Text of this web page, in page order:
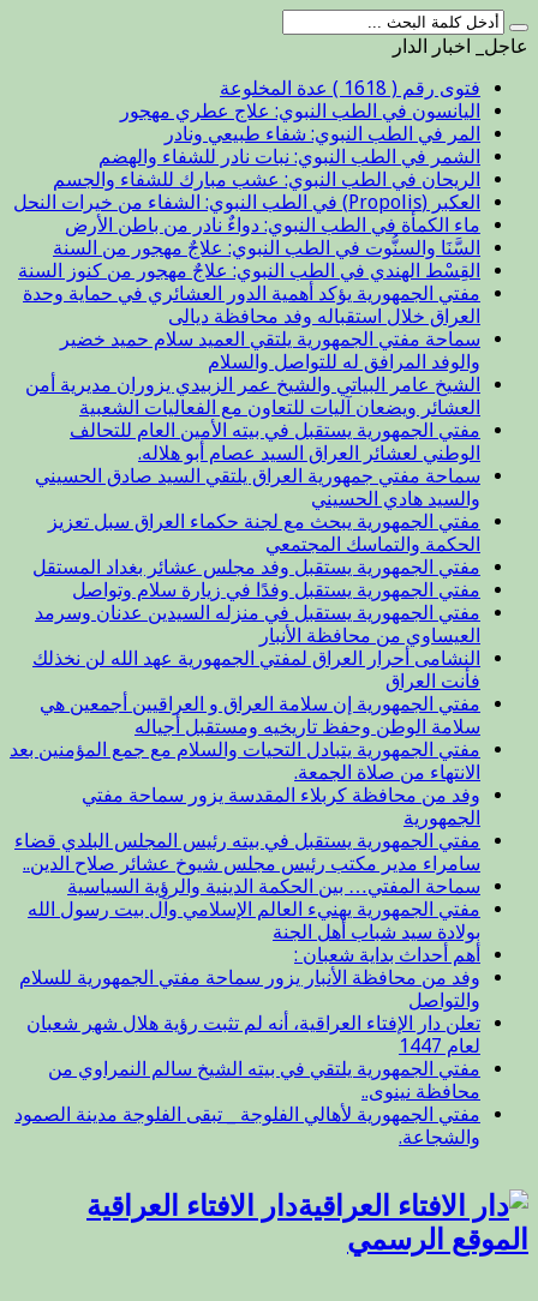
عاجل_ اخبار الدار
فتوى رقم ( 1618 ) عدة المخلوعة
اليانسون في الطب النبوي: علاج عطري مهجور
المر في الطب النبوي: شفاء طبيعي ونادر
الشمر في الطب النبوي: نبات نادر للشفاء والهضم
الريحان في الطب النبوي: عشب مبارك للشفاء والجسم
العكبر (Propolis) في الطب النبوي: الشفاء من خيرات النحل
ماء الكمأة في الطب النبوي: دواءٌ نادر من باطن الأرض
السَّنَا والسنُّوت في الطب النبوي: علاجٌ مهجور من السنة
القِسْط الهندي في الطب النبوي: علاجٌ مهجور من كنوز السنة
مفتي الجمهورية يؤكد أهمية الدور العشائري في حماية وحدة
العراق خلال استقباله وفد محافظة ديالى
سماحة مفتي الجمهورية يلتقي العميد سلام حميد خضير
والوفد المرافق له للتواصل والسلام
الشيخ عامر البياتي والشيخ عمر الزبيدي يزوران مديرية أمن
العشائر ويضعان آليات للتعاون مع الفعاليات الشعبية
مفتي الجمهورية يستقبل في بيته الأمين العام للتحالف
الوطني لعشائر العراق السيد عصام أبو هلاله.
سماحة مفتي جمهورية العراق يلتقي السيد صادق الحسيني
والسيد هادي الحسيني
مفتي الجمهورية يبحث مع لجنة حكماء العراق سبل تعزيز
الحكمة والتماسك المجتمعي
مفتي الجمهورية يستقبل وفد مجلس عشائر بغداد المستقل
مفتي الجمهورية يستقبل وفدًا في زيارة سلام وتواصل
مفتي الجمهورية يستقبل في منزله السيدين عدنان وسرمد
العيساوي من محافظة الأنبار
النشامى أحرار العراق لمفتي الجمهورية عهد الله لن نخذلك
فأنت العراق
مفتي الجمهورية إن سلامة العراق و العراقيين أجمعين هي
سلامة الوطن وحفظ تاريخيه ومستقبل أجياله
مفتي الجمهورية يتبادل التحيات والسلام مع جمع المؤمنين بعد
الانتهاء من صلاة الجمعة.
وفد من محافظة كربلاء المقدسة يزور سماحة مفتي
الجمهورية
مفتي الجمهورية يستقبل في بيته رئيس المجلس البلدي قضاء
سامراء مدير مكتب رئيس مجلس شيوخ عشائر صلاح الدين..
سماحة المفتي… بين الحكمة الدينية والرؤية السياسية
مفتي الجمهورية يهنيء العالم الإسلامي وآل بيت رسول الله
بولادة سيد شباب أهل الجنة
أهم أحداث بداية شعبان :
وفد من محافظة الأنبار يزور سماحة مفتي الجمهورية للسلام
والتواصل
تعلن دار الإفتاء العراقية، أنه لم تثبت رؤية هلال شهر شعبان
لعام 1447
مفتي الجمهورية يلتقي في بيته الشيخ سالم النمراوي من
محافظة نينوى..
مفتي الجمهورية لأهالي الفلوجة _ تبقى الفلوجة مدينة الصمود
والشجاعة.
دار الافتاء العراقية
الموقع الرسمي